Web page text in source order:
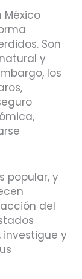
Son
y
los
popular, y
del
investigue y